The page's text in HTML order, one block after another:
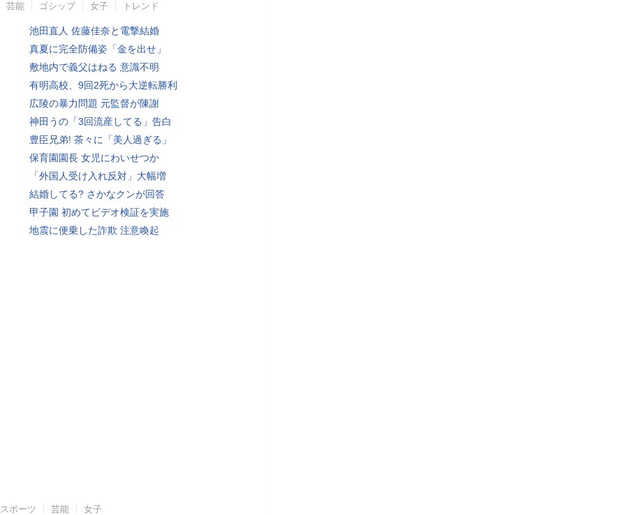
芸能 ゴシップ 女子 トレンド
池田直人 佐藤佳奈と電撃結婚
真夏に完全防備姿「金を出せ」
敷地内で義父はねる 意識不明
有明高校、9回2死から大逆転勝利
広陵の暴力問題 元監督が陳謝
神田うの「3回流産してる」告白
豊臣兄弟! 茶々に「美人過ぎる」
保育園園長 女児にわいせつか
「外国人受け入れ反対」大幅増
結婚してる? さかなクンが回答
甲子園 初めてビデオ検証を実施
地震に便乗した詐欺 注意喚起
スポーツ 芸能 女子